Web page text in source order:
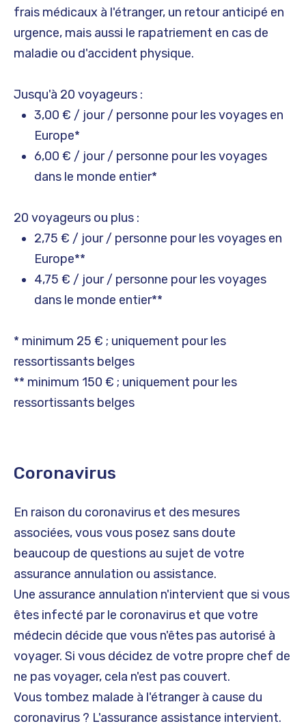
frais médicaux à l'étranger, un retour anticipé en
urgence, mais aussi le rapatriement en cas de
maladie ou d'accident physique.
Jusqu'à 20 voyageurs :
3,00 € / jour / personne pour les voyages en
Europe*
6,00 € / jour / personne pour les voyages
dans le monde entier*
20 voyageurs ou plus :
2,75 € / jour / personne pour les voyages en
Europe**
4,75 € / jour / personne pour les voyages
dans le monde entier**
* minimum 25 € ; uniquement pour les
ressortissants belges
** minimum 150 € ; uniquement pour les
ressortissants belges
Coronavirus
En raison du coronavirus et des mesures
associées, vous vous posez sans doute
beaucoup de questions au sujet de votre
assurance annulation ou assistance.
Une assurance annulation n'intervient que si vous
êtes infecté par le coronavirus et que votre
médecin décide que vous n'êtes pas autorisé à
voyager. Si vous décidez de votre propre chef de
ne pas voyager, cela n'est pas couvert.
Vous tombez malade à l'étranger à cause du
coronavirus ? L'assurance assistance intervient.